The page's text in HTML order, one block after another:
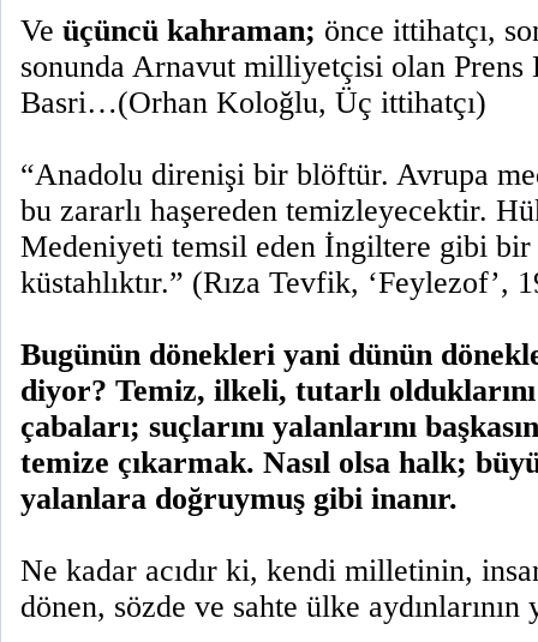
Ve üçüncü kahraman; önce ittihatçı,
sonunda Arnavut milliyetçisi olan Prens
Basri…(Orhan Koloğlu, Üç ittihatçı)
“Anadolu direnişi bir blöftür. Avrupa
bu zararlı haşereden temizleyecektir.
Medeniyeti temsil eden İngiltere gibi
küstahlıktır.” (Rıza Tevfik, ‘Feylezof’,
Bugünün dönekleri yani dünün
diyor? Temiz, ilkeli, tutarlı
çabaları; suçlarını yalanlarını
temize çıkarmak. Nasıl olsa halk;
yalanlara doğruymuş gibi inanır.
Ne kadar acıdır ki, kendi milletinin,
dönen, sözde ve sahte ülke aydınlarının